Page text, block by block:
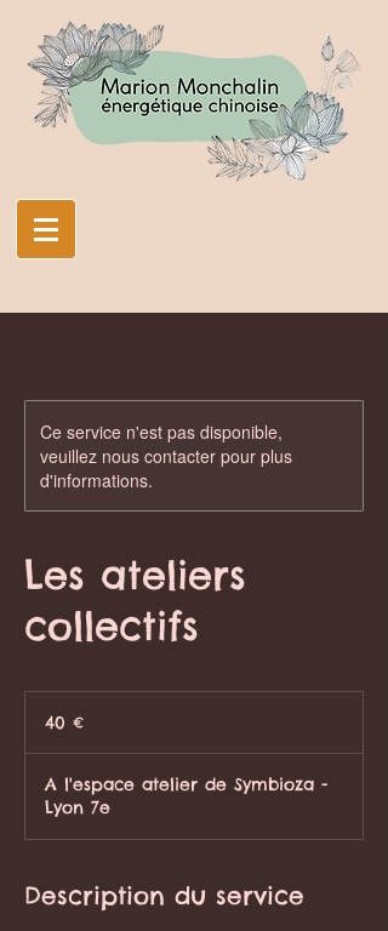
Ce service n'est pas disponible,
veuillez nous contacter pour plus
d'informations.
Les ateliers
collectifs
40 €
A l'espace atelier de Symbioza -
Lyon 7e
Description du service